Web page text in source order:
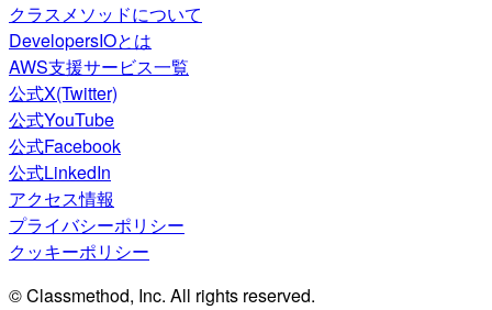
クラスメソッドについて
DevelopersIOとは
AWS支援サービス一覧
公式X(Twitter)
公式YouTube
公式Facebook
公式LinkedIn
アクセス情報
プライバシーポリシー
クッキーポリシー
© Classmethod, Inc. All rights reserved.